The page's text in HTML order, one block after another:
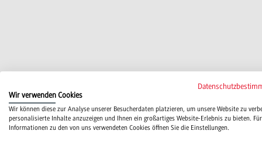
Wir verwenden Cookies
Wir können diese zur Analyse unserer Besucherdaten platzieren, um unsere Website zu
personalisierte Inhalte anzuzeigen und Ihnen ein großartiges Website-Erlebnis zu bieten.
Informationen zu den von uns verwendeten Cookies öffnen Sie die Einstellungen.